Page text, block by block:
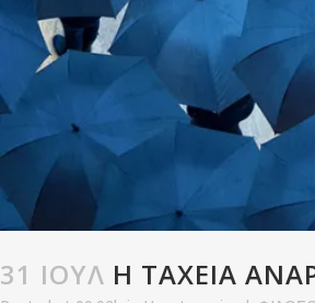
31 ΙΟΎΛ Η ΤΑΧΕΙΑ